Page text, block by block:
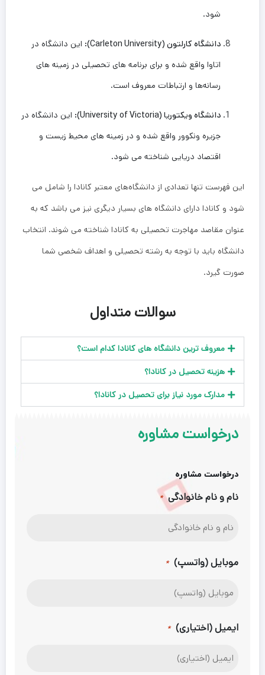
‌شود.
دانشگاه کارلتون (Carleton University):
این دانشگاه در
اتاوا واقع شده و برای برنامه ‌های تحصیلی در زمینه‌ های
رسانه‌ها و ارتباطات معروف است.
دانشگاه ویکتوریا (University of Victoria):
این دانشگاه در
جزیره ونکوور واقع شده و در زمینه ‌های محیط‌ زیست و
اقتصاد دریایی شناخته می ‌شود.
این فهرست تنها تعدادی از دانشگاه‌های معتبر کانادا را شامل می
شود و کانادا دارای دانشگاه‌ های بسیار دیگری نیز می ‌باشد که به
عنوان مقاصد مهاجرت تحصیلی به کانادا شناخته می ‌شوند. انتخاب
دانشگاه باید با توجه به رشته تحصیلی و اهداف شخصی شما
صورت گیرد.
سوالات متداول
معروف ترین دانشگاه های کانادا کدام است؟
هزینه تحصیل در کانادا؟
مدارک مورد نیاز برای تحصیل در کانادا؟
درخواست مشاوره
درخواست مشاوره
نام و نام خانوادگی *
موبایل (واتسپ) *
ایمیل (اختیاری) *